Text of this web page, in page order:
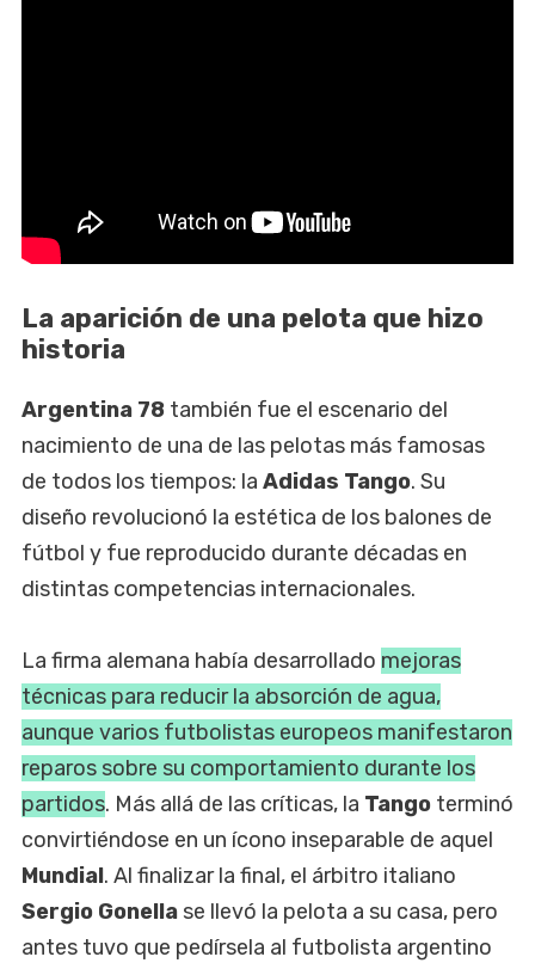
La aparición de una pelota que hizo
historia
Argentina 78 también fue el escenario del
nacimiento de una de las pelotas más famosas
de todos los tiempos: la Adidas Tango. Su
diseño revolucionó la estética de los balones de
fútbol y fue reproducido durante décadas en
distintas competencias internacionales.
La firma alemana había desarrollado mejoras
técnicas para reducir la absorción de agua,
aunque varios futbolistas europeos manifestaron
reparos sobre su comportamiento durante los
partidos. Más allá de las críticas, la Tango terminó
convirtiéndose en un ícono inseparable de aquel
Mundial. Al finalizar la final, el árbitro italiano
Sergio Gonella se llevó la pelota a su casa, pero
antes tuvo que pedírsela al futbolista argentino